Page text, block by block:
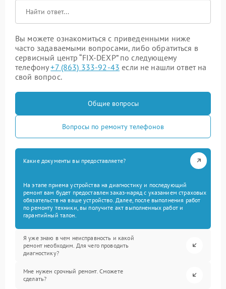
Вы можете ознакомиться с приведенными ниже
часто задаваемыми вопросами, либо обратиться в
сервисный центр “FIX-DEXP” по следующему
телефону+7 (863) 333-92-43 если не нашли ответ на
свой вопрос.
Общие вопросы
Вопросы по ремонту телефонов
Какие документы вы предоставляете?
На этапе приема устройства на диагностику и последующий
ремонт вам будет предоставлен заказ-наряд с указанием страховых
обязательств на ваше устройство. Далее, после выполнения работ
по ремонту техники, вы получите акт выполненных работ и
гарантийный талон.
Я уже знаю в чем неисправность и какой
ремонт необходим. Для чего проводить
диагностику?
Мне нужен срочный ремонт. Сможете
сделать?